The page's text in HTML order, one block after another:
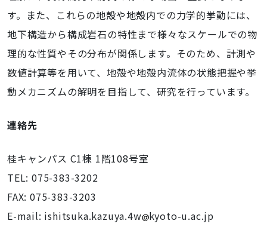
す。また、これらの地殻や地殻内での力学的挙動には、
地下構造から構成岩石の特性まで様々なスケールでの物
理的な性質やその分布が関係します。そのため、計測や
数値計算等を用いて、地殻や地殻内流体の状態把握や挙
動メカニズムの解明を目指して、研究を行っています。
連絡先
桂キャンパス C1棟 1階108号室
TEL: 075-383-3202
FAX: 075-383-3203
E-mail: ishitsuka.kazuya.4w kyoto-u.ac.jp